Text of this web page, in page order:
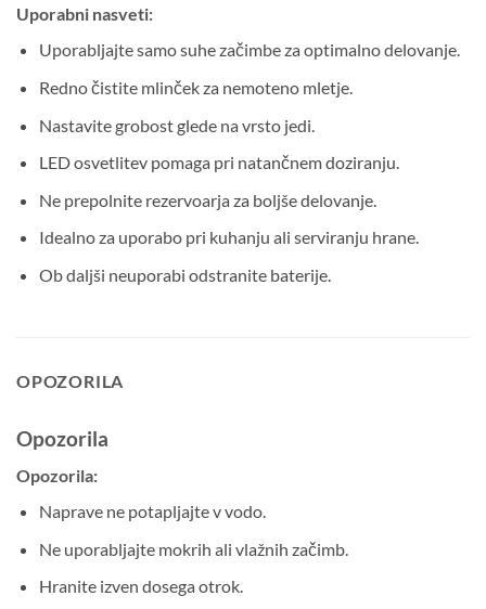
Uporabni nasveti:
Uporabljajte samo suhe začimbe za optimalno delovanje.
Redno čistite mlinček za nemoteno mletje.
Nastavite grobost glede na vrsto jedi.
LED osvetlitev pomaga pri natančnem doziranju.
Ne prepolnite rezervoarja za boljše delovanje.
Idealno za uporabo pri kuhanju ali serviranju hrane.
Ob daljši neuporabi odstranite baterije.
OPOZORILA
Opozorila
Opozorila:
Naprave ne potapljajte v vodo.
Ne uporabljajte mokrih ali vlažnih začimb.
Hranite izven dosega otrok.